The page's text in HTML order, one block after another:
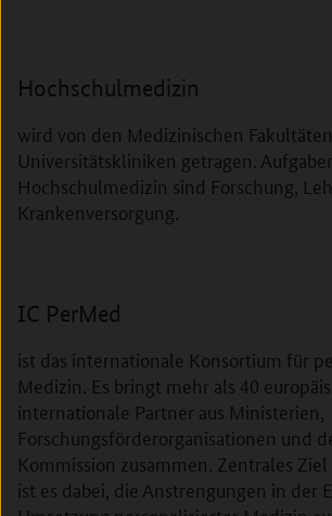
Hochschulmedizin
wird von den Medizinischen
Universitätskliniken getragen.
Hochschulmedizin sind Forschung,
Krankenversorgung.
IC PerMed
ist das internationale Konsortium für
Medizin. Es bringt mehr als 40
internationale Partner aus Ministerien,
Forschungsförderorganisationen und
Kommission zusammen. Zentrales
ist es dabei, die Anstrengungen in der